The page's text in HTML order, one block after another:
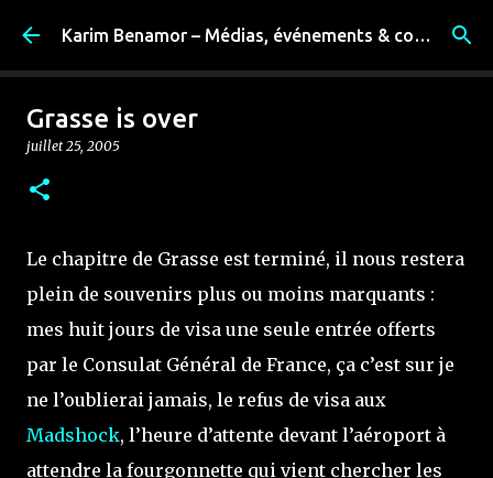
Accéder au contenu principal Karim Benamor – Médias, événements & coulisses
Grasse is over
juillet 25, 2005
Le chapitre de Grasse est terminé, il nous restera
plein de souvenirs plus ou moins marquants :
mes huit jours de visa une seule entrée offerts
par le Consulat Général de France, ça c’est sur je
ne l’oublierai jamais, le refus de visa aux
Madshock, l’heure d’attente devant l’aéroport à
attendre la fourgonnette qui vient chercher les